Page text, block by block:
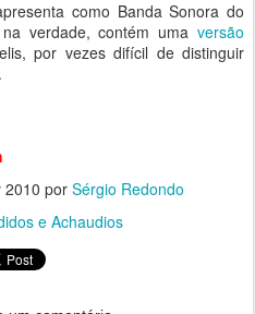
como Banda Sonora do
verdade, contém uma versão
por vezes difícil de distinguir
2010 por Sérgio Redondo
e Achaudios